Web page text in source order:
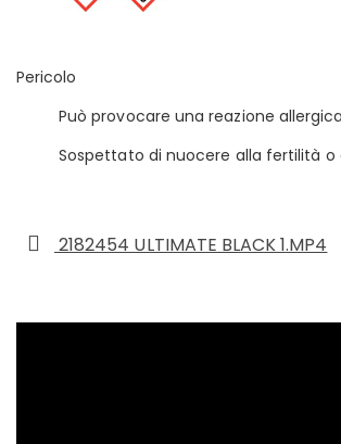
Pericolo
Può provocare una reazione
Sospettato di nuocere alla fertilità o
2182454 ULTIMATE BLACK 1.MP4